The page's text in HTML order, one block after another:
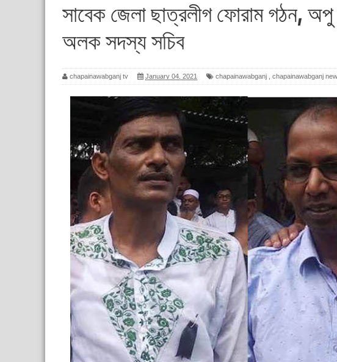
সাবেক জেলা ছাত্রলীগ ফোরাম গঠন,
অলক সদস্য সচিব
chapainawabganj tv January 04, 2021 chapainawabganj chapainawabganj